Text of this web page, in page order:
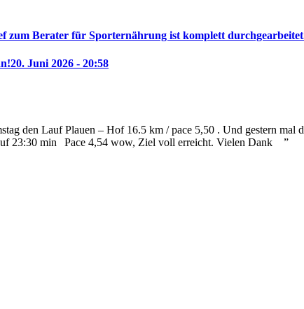
zum Berater für Sporternährung ist komplett
20. Juni 2026 - 20:58
den Lauf Plauen – Hof 16.5 km / pace 5,50 . Und gestern mal
23:30 min Pace 4,54 wow, Ziel voll erreicht. Vielen Dank